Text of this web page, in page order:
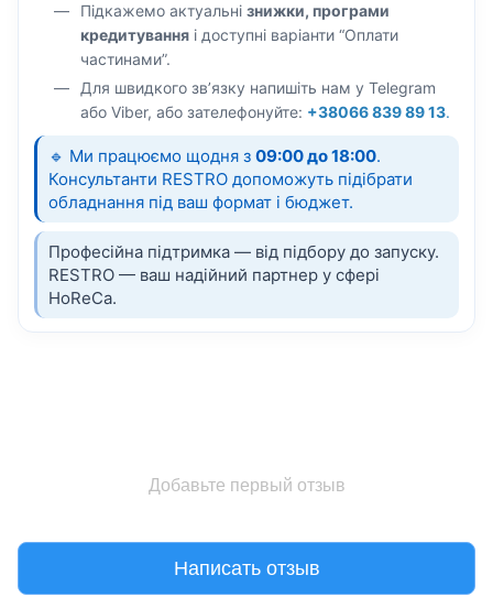
Підкажемо актуальні знижки, програми
кредитування і доступні варіанти “Оплати
частинами”.
Для швидкого зв’язку напишіть нам у Telegram
або Viber, або зателефонуйте: +38066 839 89 13.
🔹 Ми працюємо щодня з 09:00 до 18:00.
Консультанти RESTRO допоможуть підібрати
обладнання під ваш формат і бюджет.
Професійна підтримка — від підбору до запуску.
RESTRO — ваш надійний партнер у сфері
HoReCa.
Добавьте первый отзыв
Написать отзыв